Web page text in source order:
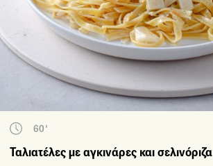
60'
Ταλιατέλες με αγκινάρες και σελινόριζα